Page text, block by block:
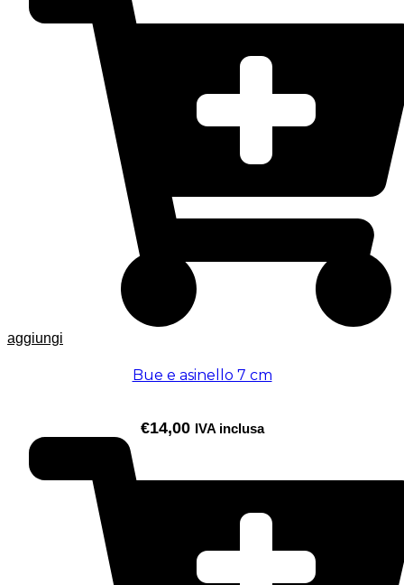
aggiungi
Bue e asinello 7 cm
€14,00 IVA inclusa